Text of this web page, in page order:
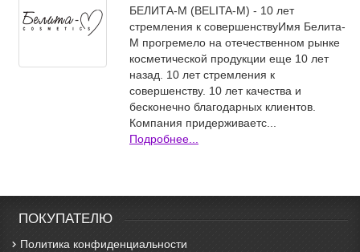
БЕЛИТА-М (BELITA-M) - 10 лет
стремления к совершенствуИмя Белита-
М прогремело на отечественном рынке
косметической продукции еще 10 лет
назад. 10 лет стремления к
совершенству. 10 лет качества и
бесконечно благодарных клиентов.
Компания придерживаетс...
Подробнее...
ПОКУПАТЕЛЮ
Политика конфиденциальности